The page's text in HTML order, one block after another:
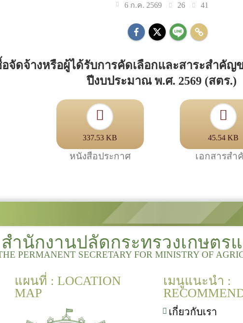
6 ก.ค. 2569 26 41
จัดจ้างหรือผู้ได้รับการคัดเลือกและสาระสำคั
ปีงบประมาณ พ.ศ. 2569 (สตร.)
337.53 KB
หนังสือประกาศ
45.54 KB
เอกสารสำ
สำนักงานปลัดกระทรวงเกษตร
PERMANENT SECRETARY FOR MINISTRY OF
แผนที่ : LOCATION
MAP
เมนูแนะนำ :
เกี่ยวกับเรา